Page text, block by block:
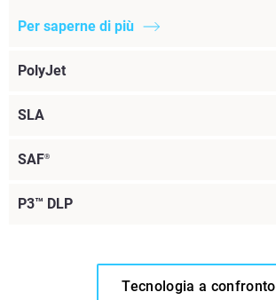
Per saperne di più
PolyJet
SLA
SAF®
P3™ DLP
Tecnologia a confronto